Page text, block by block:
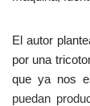
El autor
por una
que ya nos
puedan